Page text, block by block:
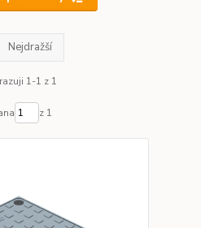
Nejdražší
1-1 z 1
z 1